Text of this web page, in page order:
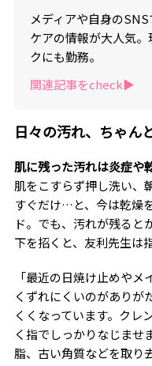
メディアや自身の
ケアの情報が大人気
クにも勤務。
関連記事をcheck▶︎
日々の汚れ、ちゃん
肌に残った汚れは炎症や
肌をこすらず押し洗い、
すぐだけ…と、今は乾燥
ド。でも、汚れが残ると
下を招くと、友利先生は
「最近の日焼け止めやメ
くずれにくいのがありが
くくなっています。クレ
く指でしっかりなじませ
脂、古い角質などを取り